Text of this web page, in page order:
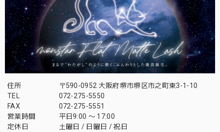
住所
〒590-0952 大阪府堺市堺区市之町東3-1-10
TEL
072-275-5550
FAX
072-275-5551
営業時間
平日9:00 〜 17:00
定休日
土曜日 / 日曜日 / 祝日